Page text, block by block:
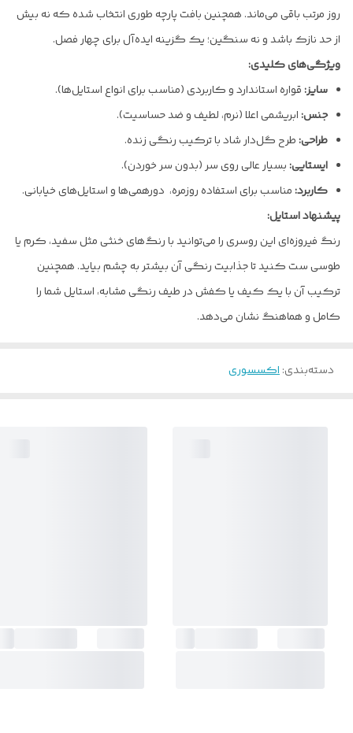
روز مرتب باقی می‌ماند. همچنین بافت پارچه طوری انتخاب شده که نه بیش
از حد نازک باشد و نه سنگین؛ یک گزینه ایده‌آل برای چهار فصل.
ویژگی‌های کلیدی:
سایز:قواره استاندارد و کاربردی (مناسب برای انواع استایل‌ها).
جنس:ابریشمی اعلا (نرم، لطیف و ضد حساسیت).
طراحی:طرح گل‌دار شاد با ترکیب رنگی زنده.
ایستایی:بسیار عالی روی سر (بدون سر خوردن).
کاربرد:مناسب برای استفاده روزمره، دورهمی‌ها و استایل‌های خیابانی.
پیشنهاد استایل:
رنگ فیروزه‌ای این روسری را می‌توانید با رنگ‌های خنثی مثل سفید، کرم یا
طوسی ست کنید تا جذابیت رنگی آن بیشتر به چشم بیاید. همچنین
ترکیب آن با یک کیف یا کفش در طیف رنگی مشابه، استایل شما را
کامل و هماهنگ نشان می‌دهد.
دسته‌بندی:اکسسوری